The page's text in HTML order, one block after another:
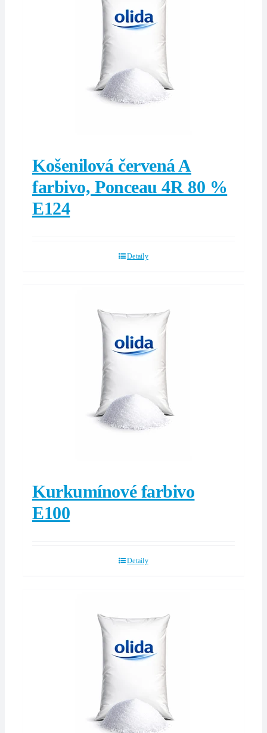
Košenilová červená A
farbivo, Ponceau 4R 80 %
E124
Detaily
Kurkumínové farbivo
E100
Detaily